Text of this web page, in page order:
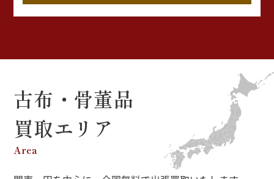
古布・骨董品
買取エリア
Area